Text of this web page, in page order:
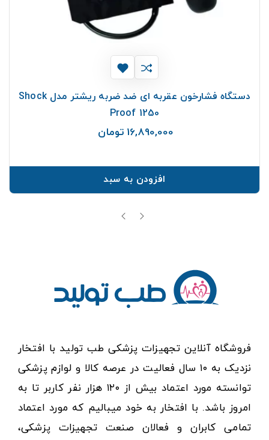
دستگاه فشارخون عقربه ای ضد ضربه ریشتر مدل Shock
Proof 1250
16,890,000 تومان
افزودن به سبد
فروشگاه آنلاین تجهیزات پزشکی طب تولید با افتخار
نزدیک به ۱۰ سال فعالیت در عرصه کالا و لوازم پزشکی
توانسته مورد اعتماد بیش از ۱۲۰ هزار نفر کاربر تا به
امروز باشد. با افتخار به خود میبالیم که مورد اعتماد
تمامی کابران و فعالان صنعت تجهیزات پزشکی،